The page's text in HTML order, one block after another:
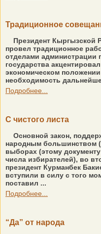
Традиционное
Президент Кыргызской
провел традиционное
отделами администрации
государства
экономическом
необходимость
Подробнее...
С чистого листа
Основной закон,
народным большинством
выборах (этому
числа избирателей), во
президент Курманбек
вступили в силу с того
поставил ...
Подробнее...
“Да” от народа